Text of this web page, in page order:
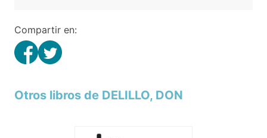
Compartir en:
Otros libros de DELILLO, DON